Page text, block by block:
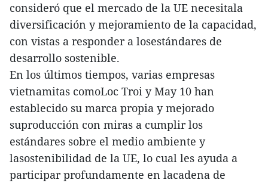
consideró que el mercado de la UE necesitala
diversificación y mejoramiento de la capacidad,
con vistas a responder a losestándares de
desarrollo sostenible.
En los últimos tiempos, varias empresas
vietnamitas comoLoc Troi y May 10 han
establecido su marca propia y mejorado
suproducción con miras a cumplir los
estándares sobre el medio ambiente y
lasostenibilidad de la UE, lo cual les ayuda a
participar profundamente en lacadena de